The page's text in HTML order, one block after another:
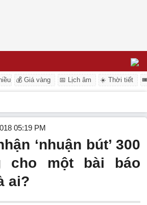
💰 Giá vàng 📅 Lịch âm ☀️ Thời tiết
05:19 PM
‘nhuận bút’ 300
cho một bài báo
ai?